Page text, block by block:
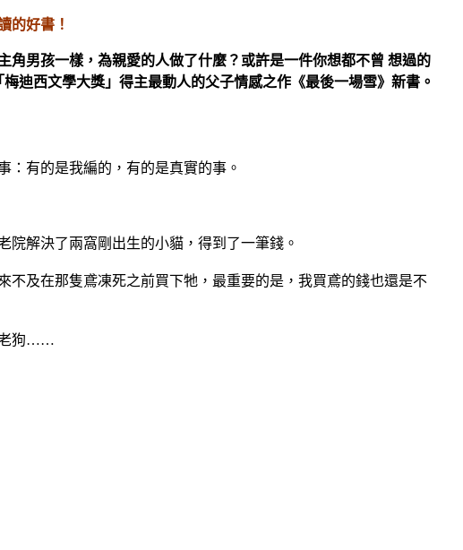
的好書！
男孩一樣，為親愛的人做了什麼？或許是一件你想都不曾 想過的
梅迪西文學大獎」得主最動人的父子情感之作 《最後一場雪》 新書。
：有的是我編的，有的是真實的事。
解決了兩窩剛出生的小貓，得到了一筆錢。
及在那隻鳶凍死之前買下牠，最重要的是，我買鳶的錢也還是不
老狗……